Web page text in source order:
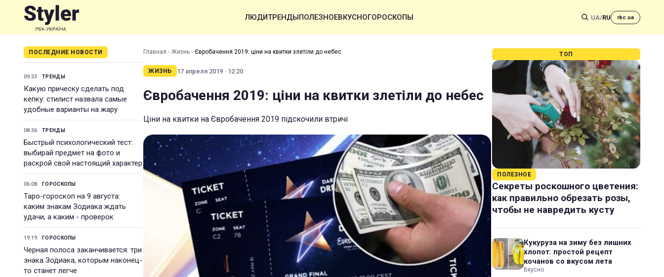
ЛЮДИТРЕНДЫПОЛЕЗНОЕВКУСНОГОРОСКОПЫ UA/RU rbc.ua
ПОСЛЕДНИЕ НОВОСТИ
09:33 ТРЕНДЫ
Какую прическу сделать под
кепку: стилист назвала самые
удобные варианты на жару
08:36 ТРЕНДЫ
Быстрый психологический тест:
выбирай предмет на фото и
раскрой свой настоящий характер
06:08 ГОРОСКОПЫ
Таро-гороскоп на 9 августа:
каким знакам Зодиака ждать
удачи, а каким - проверок
19:19 ГОРОСКОПЫ
Черная полоса заканчивается: три
знака Зодиака, которым наконец-
то станет легче
Главная › Жизнь › Євробачення 2019: ціни на квитки злетіли до небес
ЖИЗНЬ 17 апреля 2019 · 12:20
Євробачення 2019: ціни на квитки злетіли до небес
Ціни на квитки на Євробачення 2019 підскочили втричі
ТОП
ПОЛЕЗНОЕ
Секреты роскошного цветения:
как правильно обрезать розы,
чтобы не навредить кусту
Кукуруза на зиму без лишних
хлопот: простой рецепт
кочанов со вкусом лета
Вкусно